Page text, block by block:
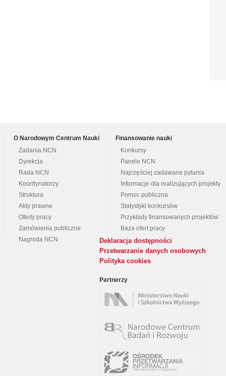
O Narodowym Centrum Nauki
Zadania NCN
Dyrekcja
Rada NCN
Koordynatorzy
Struktura
Akty prawne
Oferty pracy
Zamówienia publiczne
Nagroda NCN
Finansowanie nauki
Konkursy
Panele NCN
Najczęściej zadawane pytania
Informacje dla realizujących projekty
Pomoc publiczna
Statystyki konkursów
Przykłady finansowanych projektów
Baza ofert pracy
Deklaracja dostępności
Przetwarzanie danych osobowych
Polityka cookies
Partnerzy